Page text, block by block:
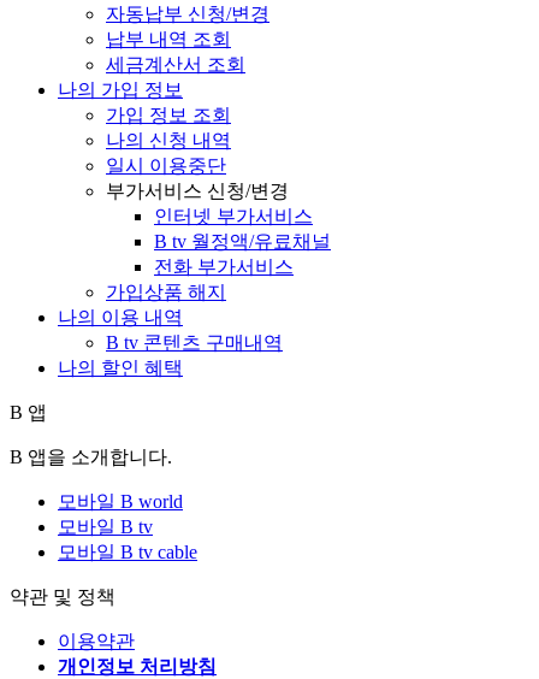
자동납부 신청/변경
납부 내역 조회
세금계산서 조회
나의 가입 정보
가입 정보 조회
나의 신청 내역
일시 이용중단
부가서비스 신청/변경
인터넷 부가서비스
B tv 월정액/유료채널
전화 부가서비스
가입상품 해지
나의 이용 내역
B tv 콘텐츠 구매내역
나의 할인 혜택
B 앱
B 앱을 소개합니다.
모바일 B world
모바일 B tv
모바일 B tv cable
약관 및 정책
이용약관
개인정보 처리방침